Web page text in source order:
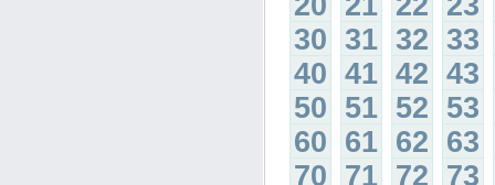
30 31 32 33
40 41 42 43
50 51 52 53
60 61 62 63
70 71 72 73